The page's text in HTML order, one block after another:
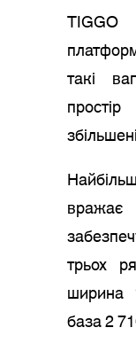
такі
трьох
ширина
база 2